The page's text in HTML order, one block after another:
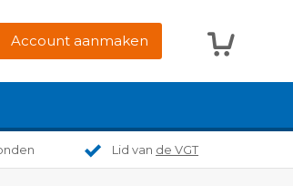
Account aanmaken
Lid van de VGT